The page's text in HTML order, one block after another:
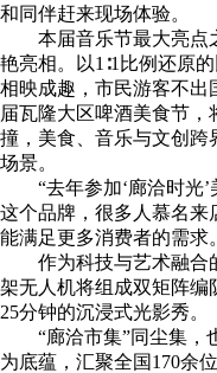
和同伴赶来现场体验。
本届音乐节最大亮
艳亮相。以1∶1比例还原
相映成趣，市民游客不出
届瓦隆大区啤酒美食节
撞，美食、音乐与文创跨
场景。
“去年参加‘廊洽时光
这个品牌，很多人慕名来
能满足更多消费者的需求
作为科技与艺术融合
架无人机将组成双矩阵编
25分钟的沉浸式光影秀。
“廊洽市集”同尘集，
为底蕴，汇聚全国170余